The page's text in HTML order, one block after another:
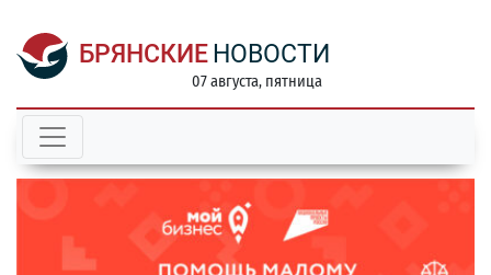
БРЯНСКИЕ НОВОСТИ
07 августа, пятница